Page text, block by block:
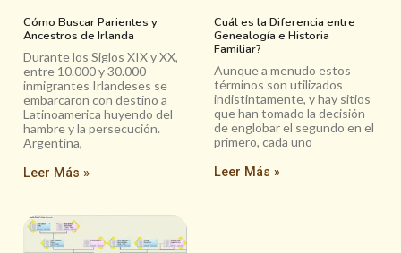
Cómo Buscar Parientes y
Ancestros de Irlanda
Durante los Siglos XIX y XX,
entre 10.000 y 30.000
inmigrantes Irlandeses se
embarcaron con destino a
Latinoamerica huyendo del
hambre y la persecución.
Argentina,
Leer Más »
Cuál es la Diferencia entre
Genealogía e Historia
Familiar?
Aunque a menudo estos
términos son utilizados
indistintamente, y hay sitios
que han tomado la decisión
de englobar el segundo en el
primero, cada uno
Leer Más »